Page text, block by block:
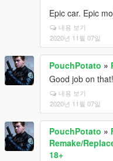
Epic car. Epic
내용 보기
2020년 11월 07일
PouchPotato »
Good job on
내용 보기
2020년 11월 07일
PouchPotato »
Remake/
18+